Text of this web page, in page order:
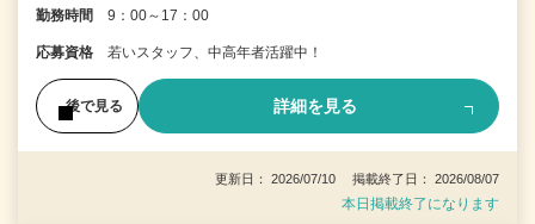
勤務時間 9：00～17：00
応募資格 若いスタッフ、中高年者活躍中！
後で見る 詳細を見る
更新日： 2026/07/10 掲載終了日： 2026/08/07
本日掲載終了になります